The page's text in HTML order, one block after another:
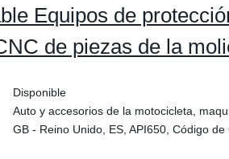
Equipos de
de piezas de la
Disponible
Auto y accesorios de la motocicleta,
GB - Reino Unido, ES, API650, Código